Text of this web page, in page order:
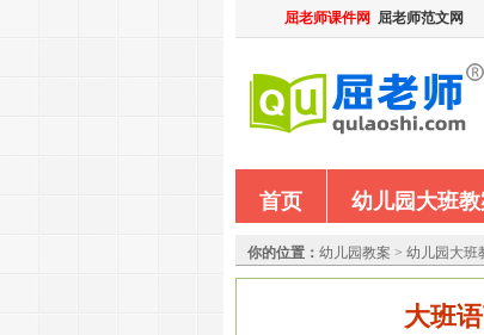
屈老师课件网 屈老师范文网
首页 幼儿园大班
你的位置： 幼儿园教案 > 幼儿园大班
大班